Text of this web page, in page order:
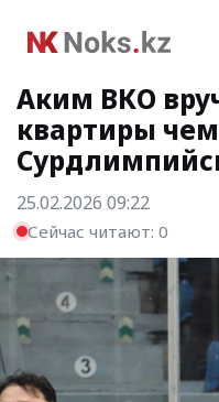
Аким ВКО
квартиры
25.02.2026 09:22
Сейчас читают: 0